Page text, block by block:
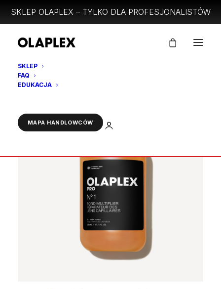
SKLEP OLAPLEX – TYLKO DLA PROFESJONALISTÓW
SKLEP
FAQ
EDUKACJA
MAPA HANDLOWCÓW ZALOGUJ